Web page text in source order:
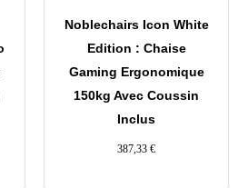
Noblechairs Icon White
Edition : Chaise
Gaming Ergonomique
150kg Avec Coussin
Inclus
387,33 €